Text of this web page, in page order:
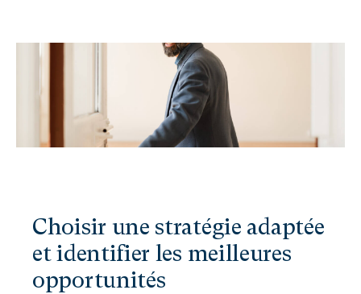
Choisir une stratégie adaptée
et identifier les meilleures
opportunités